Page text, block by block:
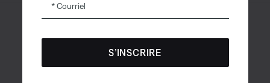
Mention juridique
Politique de confidentialité Accessibilité
Courriel
S’INSCRIRE